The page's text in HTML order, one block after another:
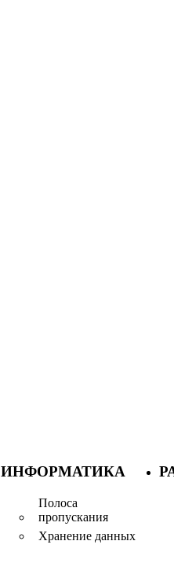
ИНФОРМАТИКА
Полоса
пропускания
Хранение данных